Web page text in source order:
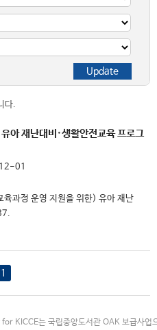
다.
아 재난대비·생활안전교육 프로그
01
정 운영 지원을 위한) 유아 재난
1
KICCE는 국립중앙도서관 OAK 보급사업